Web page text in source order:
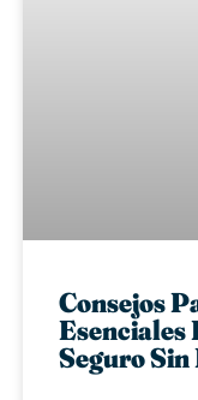
Consejos
Seguro